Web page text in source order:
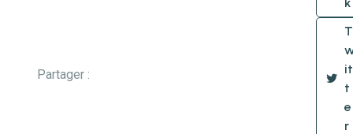
Partager :
T
it
t
e
r